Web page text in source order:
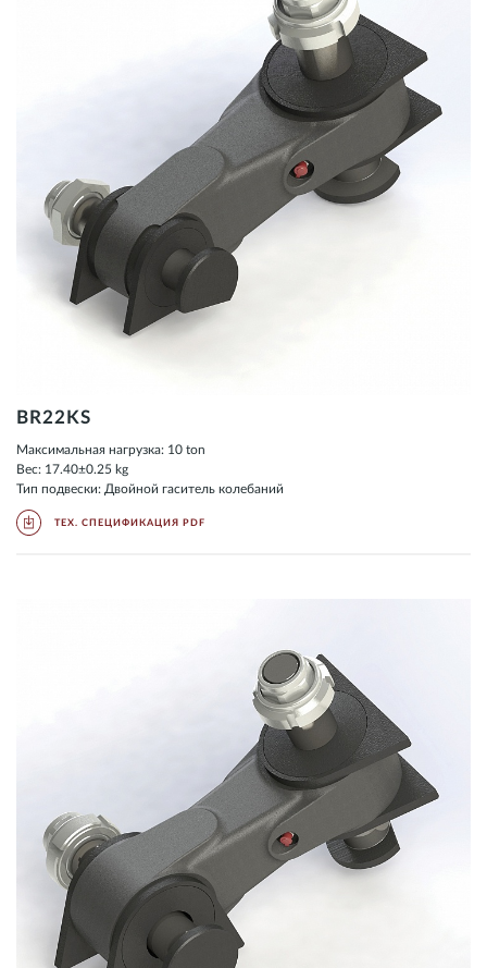
BR22KS
Максимальная нагрузка: 10 ton
Вес: 17.40±0.25 kg
Тип подвески: Двойной гаситель колебаний
ТЕХ. СПЕЦИФИКАЦИЯ PDF